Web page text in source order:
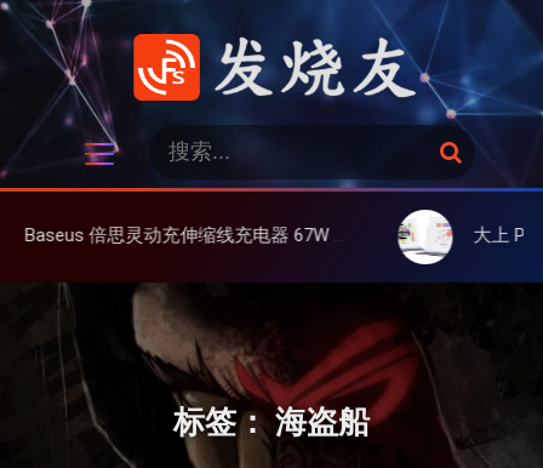
跳
发烧友
：
搜
索
充电器 67W 3C，超耐用可伸缩线、氮化镓、3C多设备同时充 大上 Paperlike 13K 彩屏版显示
标签： 海盗船